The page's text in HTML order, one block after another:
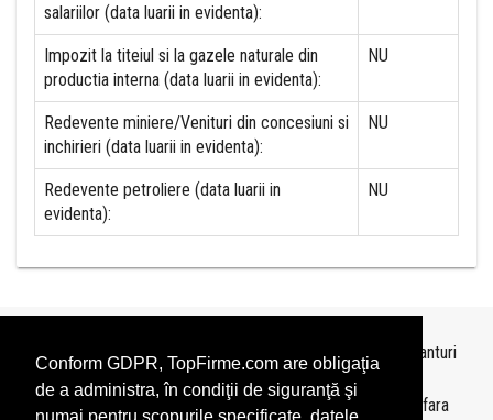
Conform GDPR, TopFirme.com are obligaţia
de a administra, în condiţii de siguranţă şi
salariilor (data luarii in evidenta):
Impozit la titeiul si la gazele naturale din
productia interna (data luarii in evidenta):
NU
Redevente miniere/Venituri din concesiuni si
inchirieri (data luarii in evidenta):
NU
Redevente petroliere (data luarii in
evidenta):
NU
Topurile sunt realizate deTopFirme
pe baza ultimelor bilanturi
depuse si au scop informativ.
Este interzisa folosirea topurilor fara acordul TopFirme si fara